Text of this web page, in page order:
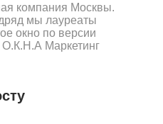
компания Москвы.
мы лауреаты
окно по версии
Маркетинг